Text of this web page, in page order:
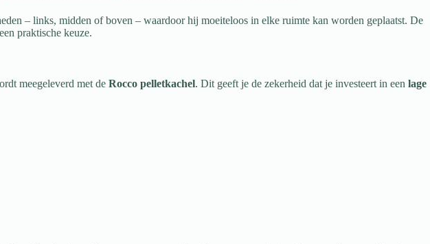
– links, midden of boven – waardoor hij moeiteloos in elke ruimte kan worden geplaatst. De
praktische keuze.
meegeleverd met de Rocco pelletkachel. Dit geeft je de zekerheid dat je investeert in een lage